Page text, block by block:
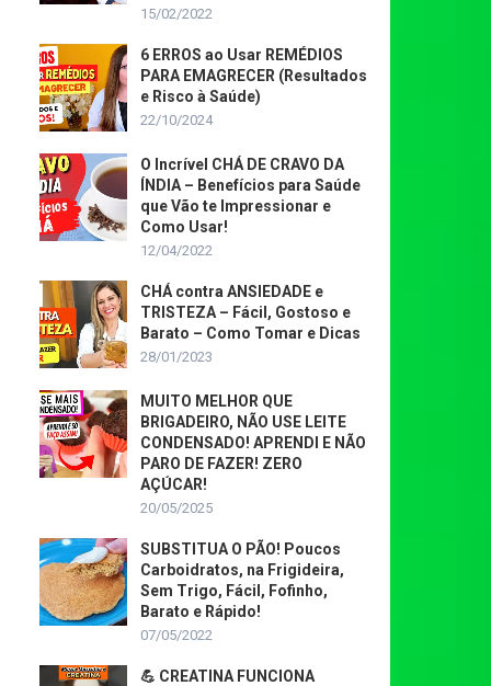
15/02/2022
6 ERROS ao Usar REMÉDIOS
PARA EMAGRECER (Resultados
e Risco à Saúde)
22/10/2024
O Incrível CHÁ DE CRAVO DA
ÍNDIA – Benefícios para Saúde
que Vão te Impressionar e
Como Usar!
12/04/2022
CHÁ contra ANSIEDADE e
TRISTEZA – Fácil, Gostoso e
Barato – Como Tomar e Dicas
28/01/2023
MUITO MELHOR QUE
BRIGADEIRO, NÃO USE LEITE
CONDENSADO! APRENDI E NÃO
PARO DE FAZER! ZERO
AÇÚCAR!
20/05/2025
SUBSTITUA O PÃO! Poucos
Carboidratos, na Frigideira,
Sem Trigo, Fácil, Fofinho,
Barato e Rápido!
07/05/2022
💪 CREATINA FUNCIONA